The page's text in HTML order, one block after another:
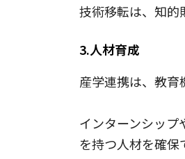
技術移転は、知的
3.人材育成
産学連携は、教育
インターンシップ
を持つ人材を確保